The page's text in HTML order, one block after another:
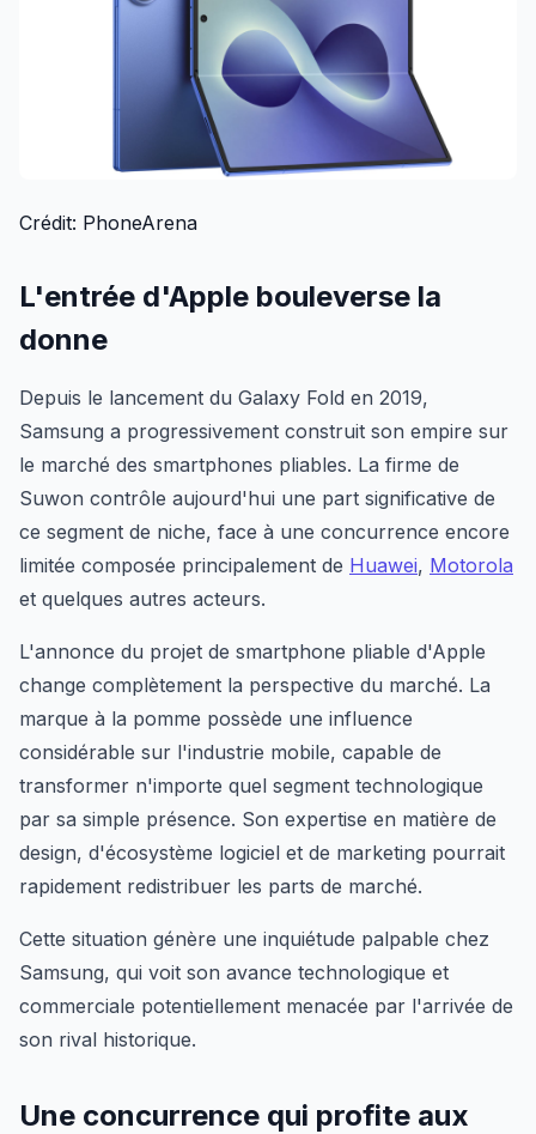
Crédit: PhoneArena
L'entrée d'Apple bouleverse la
donne
Depuis le lancement du Galaxy Fold en 2019,
Samsung a progressivement construit son empire sur
le marché des smartphones pliables. La firme de
Suwon contrôle aujourd'hui une part significative de
ce segment de niche, face à une concurrence encore
limitée composée principalement de Huawei, Motorola
et quelques autres acteurs.
L'annonce du projet de smartphone pliable d'Apple
change complètement la perspective du marché. La
marque à la pomme possède une influence
considérable sur l'industrie mobile, capable de
transformer n'importe quel segment technologique
par sa simple présence. Son expertise en matière de
design, d'écosystème logiciel et de marketing pourrait
rapidement redistribuer les parts de marché.
Cette situation génère une inquiétude palpable chez
Samsung, qui voit son avance technologique et
commerciale potentiellement menacée par l'arrivée de
son rival historique.
Une concurrence qui profite aux